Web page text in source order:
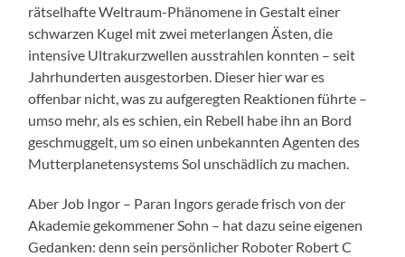
rätselhafte Weltraum-Phänomene in Gestalt einer
schwarzen Kugel mit zwei meterlangen Ästen, die
intensive Ultrakurzwellen ausstrahlen konnten – seit
Jahrhunderten ausgestorben. Dieser hier war es
offenbar nicht, was zu aufgeregten Reaktionen führte –
umso mehr, als es schien, ein Rebell habe ihn an Bord
geschmuggelt, um so einen unbekannten Agenten des
Mutterplanetensystems Sol unschädlich zu machen.
Aber Job Ingor – Paran Ingors gerade frisch von der
Akademie gekommener Sohn – hat dazu seine eigenen
Gedanken: denn sein persönlicher Roboter Robert C